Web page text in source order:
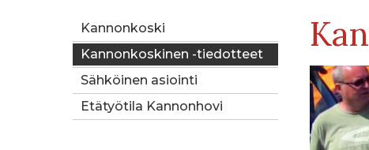
here:
Kannonkoski
Kannonkoskinen -tiedotteet
Sähköinen asiointi
Etätyötila Kannonhovi